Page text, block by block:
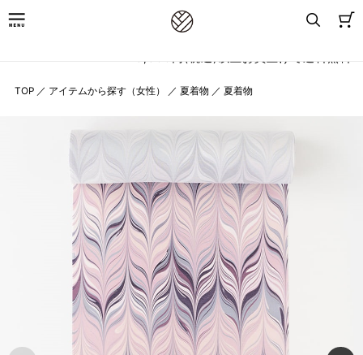
TOP ／ アイテムから探す（女性） ／ 夏着物 ／ 夏着物